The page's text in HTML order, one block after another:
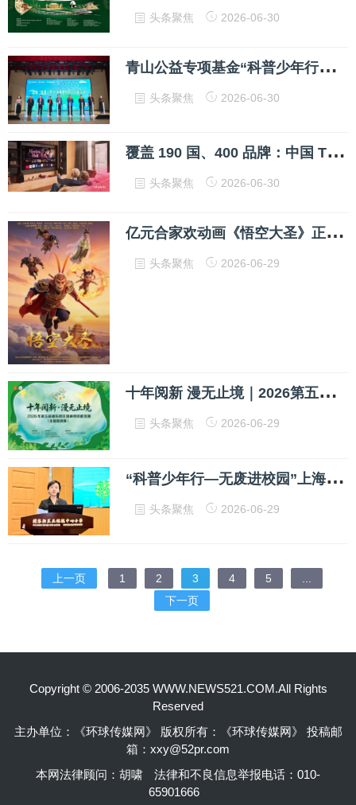
头条聚焦 2026-06-30
青
山公益专项基金“科普少年行—无废进校园”系列活动圆满收官
头条聚焦 2026-06-30
覆
盖 190 国、400 品牌：中国 TV OS 如何撬开全球智慧家庭市场
头条聚焦 2026-06-30
亿
元合家欢动画《悟空大圣》正式定档7月24日暑期上映
头条聚焦 2026-06-29
十
年阅新 漫无止境｜2026第五届浦东新区漫画师技能竞赛（全国邀请赛）双赛道决赛圆满举办
头条聚焦 2026-06-29
“
科普少年行—无废进校园”上海专场活动圆满举办
头条聚焦 2026-06-29
上一页 1 2 3 4 5
下一页
Copyright © 2006-2035 WWW.NEWS521.COM.All Rights
Reserved
主办单位：《环球传媒网》 版权所有：《环球传媒网》 投稿邮
箱：xxy@52pr.com
本网法律顾问：胡啸
法律和不良信息举报电话：010-
65901666